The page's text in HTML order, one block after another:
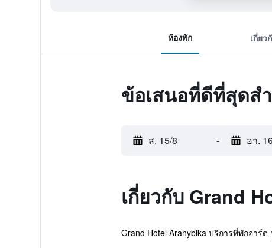
ห้องพัก เกี่ยว
ข้อเสนอที่ดีที่สุดส
ส. 15/8 - อา.
เกี่ยวกับ Grand
Grand Hotel Aranybika บริการที่พักอาร์